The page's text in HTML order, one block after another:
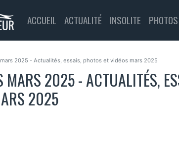
ACCUEIL ACTUALITÉ INSOLITE PHOTOS
2025 - Actualités, essais, photos et vidéos mars 2025
MARS 2025 - ACTUALITÉS,
2025